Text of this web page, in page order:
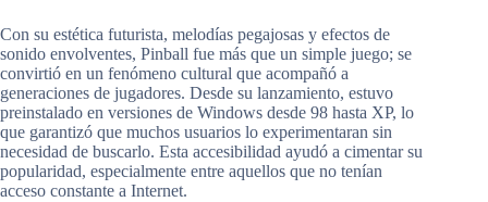
Con su estética futurista, melodías pegajosas y efectos de
sonido envolventes, Pinball fue más que un simple juego; se
convirtió en un fenómeno cultural que acompañó a
generaciones de jugadores. Desde su lanzamiento, estuvo
preinstalado en versiones de Windows desde 98 hasta XP, lo
que garantizó que muchos usuarios lo experimentaran sin
necesidad de buscarlo. Esta accesibilidad ayudó a cimentar su
popularidad, especialmente entre aquellos que no tenían
acceso constante a Internet.